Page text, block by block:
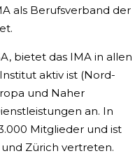
als Berufsverband der
bietet das IMA in allen
aktiv ist (Nord-
und Naher
an. In
Mitglieder und ist
Zürich vertreten.